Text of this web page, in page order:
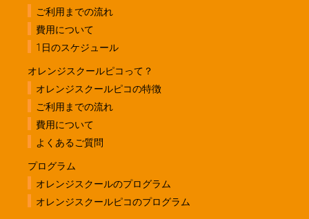
ご利用までの流れ
費用について
1日のスケジュール
オレンジスクールピコって？
オレンジスクールピコの特徴
ご利用までの流れ
費用について
よくあるご質問
プログラム
オレンジスクールのプログラム
オレンジスクールピコのプログラム